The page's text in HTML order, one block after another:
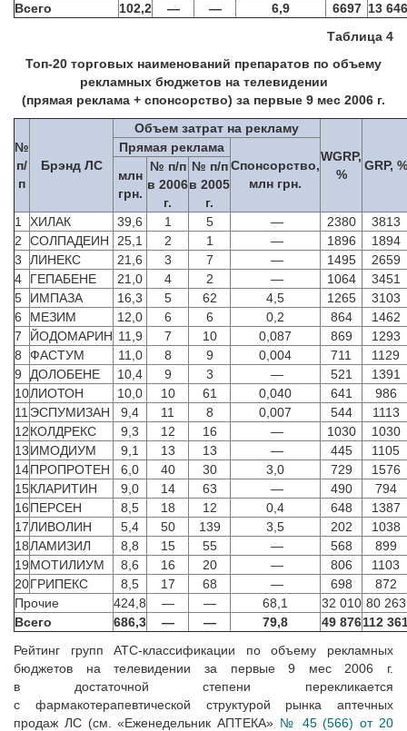
Всего
102,2 — — 6,9 6697 13 646
Таблица 4
Топ-20 торговых наименований препаратов по объему
рекламных бюджетов на телевидении
(прямая реклама + спонсорство) за первые 9 мес 2006 г.
№
п/
п
Брэнд ЛС
Объем затрат на рекламу
WGRP,
%
GRP, %
Прямая реклама
Спонсорство,
млн грн.
млн
грн.
№ п/п
в 2006
г.
№ п/п
в 2005
г.
1
ХИЛАК 39,6 1 5 — 2380
3813
2
СОЛПАДЕИН 25,1 2 1 — 1896
1894
3
ЛИНЕКС 21,6 3 7 — 1495
2659
4
ГЕПАБЕНЕ 21,0 4 2 — 1064
3451
5
ИМПАЗА 16,3 5 62 4,5 1265
3103
6
МЕЗИМ 12,0 6 6 0,2 864
1462
7
ЙОДОМАРИН 11,9 7 10 0,087 869
1293
8
ФАСТУМ 11,0 8 9 0,004 711
1129
9
ДОЛОБЕНЕ 10,4 9 3 — 521
1391
10ЛИОТОН 10,0 10 61 0,040 641
986
11 ЭСПУМИЗАН 9,4 11 8 0,007 544
1113
12КОЛДРЕКС 9,3 12 16 — 1030
1030
13ИМОДИУМ 9,1 13 13 — 445
1105
14ПРОПРОТЕН 6,0 40 30 3,0 729
1576
15КЛАРИТИН 9,0 14 63 — 490
794
16ПЕРСЕН 8,5 18 12 0,4 648
1387
17ЛИВОЛИН 5,4 50 139 3,5 202
1038
18ЛАМИЗИЛ 8,8 15 55 — 568
899
19МОТИЛИУМ 8,6 16 20 — 806
1103
20ГРИПЕКС 8,5 17 68 — 698
872
Прочие
424,8 — — 68,1 32 010 80 263
Всего
686,3 — — 79,8 49 876112
Рейтинг групп АТС-классификации по объему рекламных
бюджетов на телевидении за первые 9 мес 2006 г.
в достаточной степени перекликается
с фармакотерапевтической структурой рынка аптечных
продаж ЛС (см. «Еженедельник АПТЕКА» № 45 (566) от 20